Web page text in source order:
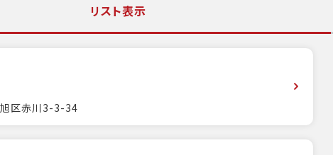
リスト表示
区赤川3-3-34